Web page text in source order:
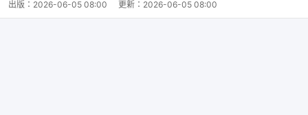
出版： 2026-06-05 08:00 更新： 2026-06-05 08:00